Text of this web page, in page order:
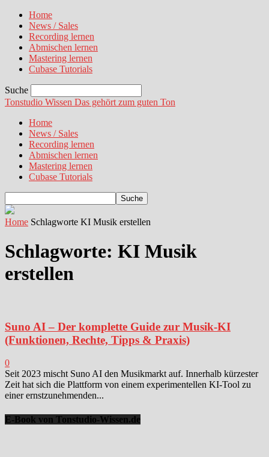
Home
News / Sales
Recording lernen
Abmischen lernen
Mastering lernen
Cubase Tutorials
Suche
Tonstudio Wissen Das gehört zum guten Ton
Home
News / Sales
Recording lernen
Abmischen lernen
Mastering lernen
Cubase Tutorials
Home Schlagworte KI Musik erstellen
Schlagworte: KI Musik
erstellen
Suno AI – Der komplette Guide zur Musik-KI
(Funktionen, Rechte, Tipps & Praxis)
0
Seit 2023 mischt Suno AI den Musikmarkt auf. Innerhalb kürzester
Zeit hat sich die Plattform von einem experimentellen KI-Tool zu
einer ernstzunehmenden...
E-Book von Tonstudio-Wissen.de